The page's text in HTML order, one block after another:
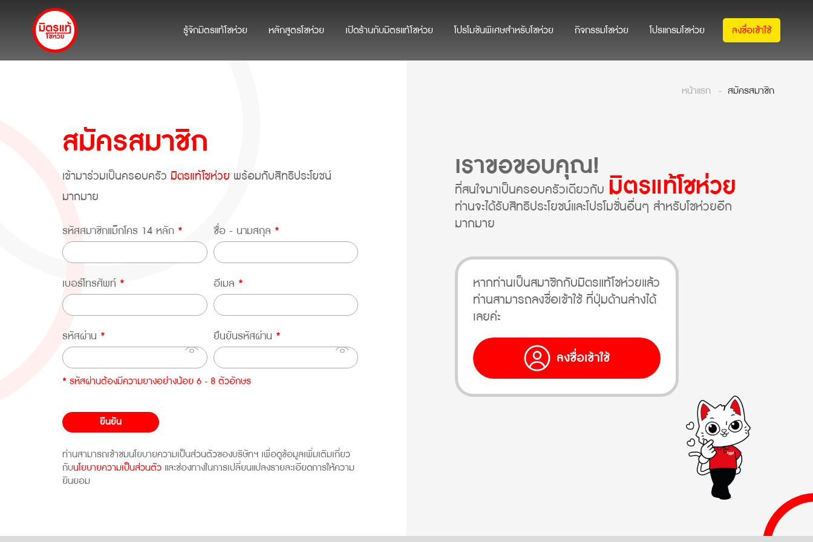
รู้จักมิตรแท้โชห่วย หลักสูตรโชห่วย เปิดร้านกับมิตรแท้โชห่วย โปรโมชันพิเศษสำหรับโชห่วย กิจกรรมโชห่วย โปรแกรมโชห่วย ลงชื่อเข้าใช้
หน้าแรก สมัครสมาชิก
สมัครสมาชิก
เข้ามาร่วมเป็นครอบครัว มิตรแท้โชห่วย พร้อมกับสิทธิประโยชน์
มากมาย
รหัสสมาชิกแม็กโคร 14 หลัก* ชื่อ - นามสกุล *
เบอร์โทรศัพท์* อีเมล *
รหัสผ่าน* ยืนยันรหัสผ่าน *
* รหัสผ่านต้องมีความยางอย่างน้อย 6 - 8 ตัวอักษร
ยืนยัน
ท่านสามารถเข้าชมนโยบายความเป็นส่วนตัวของบริษัทฯ เพื่อดูข้อมูลเพิ่มเติมเกี่ยว
กับนโยบายความเป็นส่วนตัว และช่องทางในการเปลี่ยนแปลงรายละเอียดการให้ความ
ยินยอม
เราขอขอบคุณ!
ที่สนใจมาเป็นครอบครัวเดียวกับ มิตรแท้โชห่วย
ท่านจะได้รับสิทธิประโยชน์และโปรโมชั่นอื่นๆ สำหรับโชห่วยอีก
มากมาย
หากท่านเป็นสมาชิกกับมิตรแท้โชห่วยแล้ว
ท่านสามารถลงชื่อเข้าใช้ ที่ปุ่มด้านล่างได้
เลยค่ะ
ลงชื่อเข้าใช้